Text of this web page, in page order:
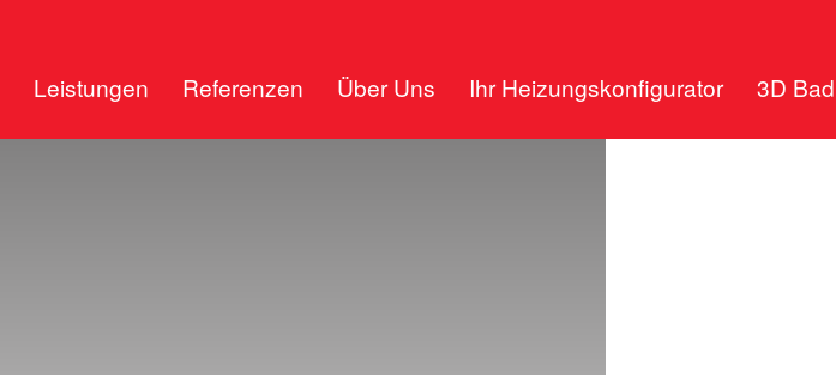
Leistungen Referenzen Über Uns Ihr Heizungskonfigurator 3D